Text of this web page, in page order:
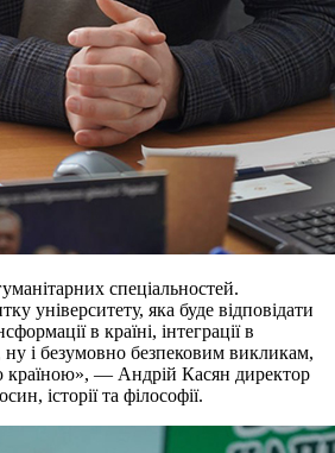
спеціальностей.
університету, яка буде відповідати
в країні, інтеграції в
ну і безумовно безпековим викликам,
країною», — Андрій Касян директор
історії та філософії.